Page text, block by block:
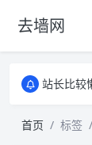
去墙网
站长比较
站长比较
首页 标签